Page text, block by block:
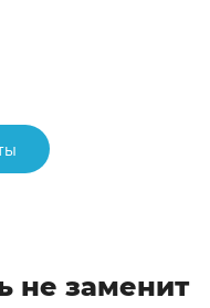
не заменит